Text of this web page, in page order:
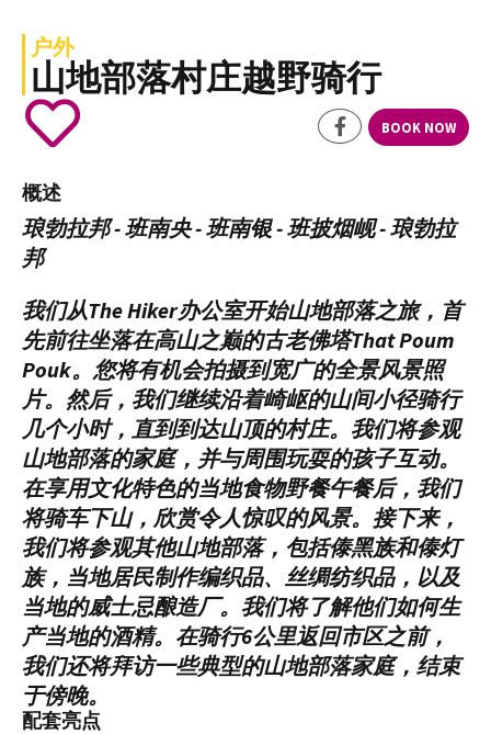
户外
山地部落村庄越野骑行
BOOK NOW
概述
琅勃拉邦 - 班南央 - 班南银 - 班披烟岘 - 琅勃拉
邦
我们从The Hiker办公室开始山地部落之旅，首
先前往坐落在高山之巅的古老佛塔That Poum
Pouk。您将有机会拍摄到宽广的全景风景照
片。然后，我们继续沿着崎岖的山间小径骑行
几个小时，直到到达山顶的村庄。我们将参观
山地部落的家庭，并与周围玩耍的孩子互动。
在享用文化特色的当地食物野餐午餐后，我们
将骑车下山，欣赏令人惊叹的风景。接下来，
我们将参观其他山地部落，包括傣黑族和傣灯
族，当地居民制作编织品、丝绸纺织品，以及
当地的威士忌酿造厂。我们将了解他们如何生
产当地的酒精。在骑行6公里返回市区之前，
我们还将拜访一些典型的山地部落家庭，结束
于傍晚。
配套亮点